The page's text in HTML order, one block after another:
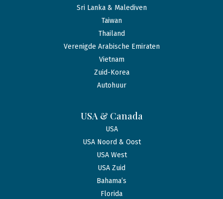
Sri Lanka & Malediven
Taiwan
Thailand
Verenigde Arabische Emiraten
Vietnam
Zuid-Korea
Autohuur
USA & Canada
USA
USA Noord & Oost
USA West
USA Zuid
Bahama’s
Florida